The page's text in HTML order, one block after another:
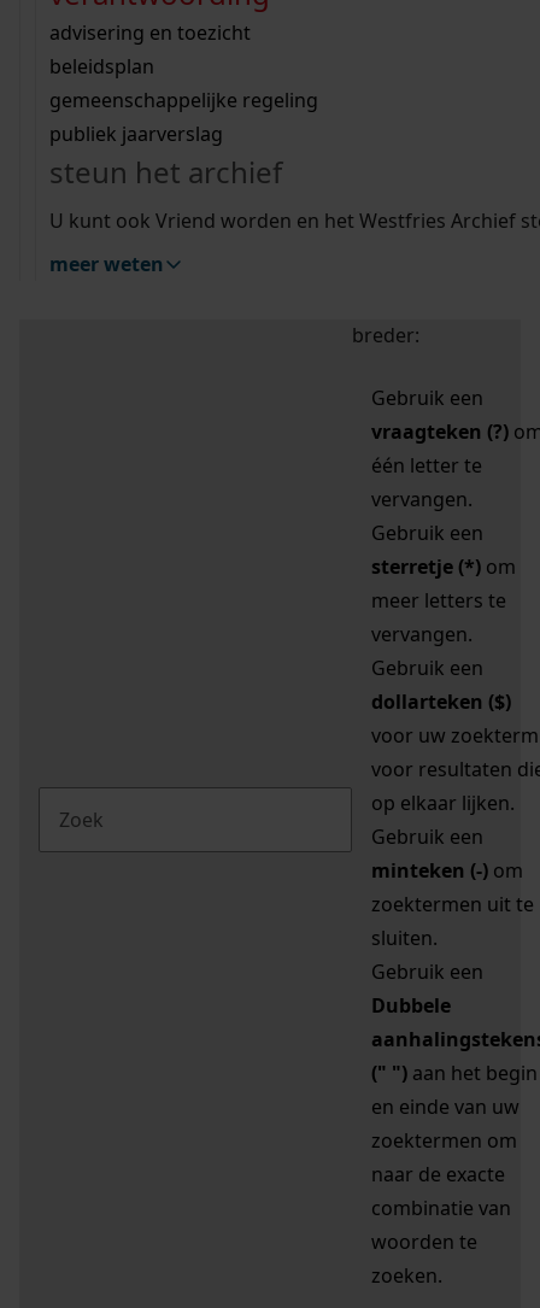
bouwvergunningen
omgevingsvergunningen
vergunningen
beeld en geluid
uitleg nodig?
Wij helpen u op weg met een aantal zoektips.
bekijk alle zoektips
Wij helpen u op weg met een aantal zoektips.
bekijk alle zoektips
bekijk ons geschiedenislokaal
advisering en toezicht
beleidsplan
gemeenschappelijke regeling
publiek jaarverslag
steun het archief
U kunt ook Vriend worden en het Westfries Archief
meer weten
zoektips
Mijn Studiezaal (inloggen)
uw zoekopdracht te
breder:
Gebruik een
vraagteken (?)
één letter te
vervangen.
Gebruik een
sterretje (*) om
meer letters te
vervangen.
Gebruik een
dollarteken ($)
voor uw zoekterm
voor resultaten
op elkaar lijken.
Gebruik een
minteken (-) om
zoektermen uit te
sluiten.
Gebruik een
Dubbele
(" ") aan het begin
en einde van uw
zoektermen om
naar de exacte
combinatie van
woorden te
zoeken.